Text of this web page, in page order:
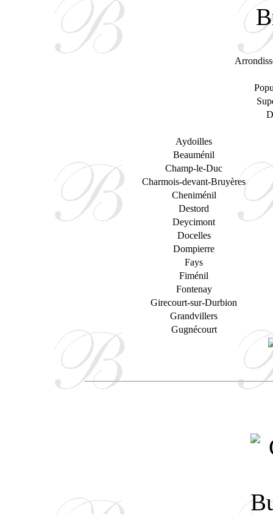
Aydoilles
Beauménil
Champ-le-Duc
Charmois-devant-Bruyères
Cheniménil
Destord
Deycimont
Docelles
Dompierre
Fays
Fiménil
Fontenay
Girecourt-sur-Durbion
Grandvillers
Gugnécourt